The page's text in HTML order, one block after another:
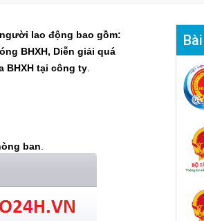
lao động bao gồm:
BHXH, Diễn giải quá
BHXH tại công ty.
ban